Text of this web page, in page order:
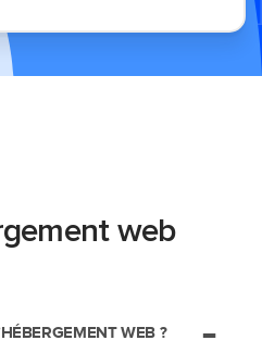
web
WEB ?